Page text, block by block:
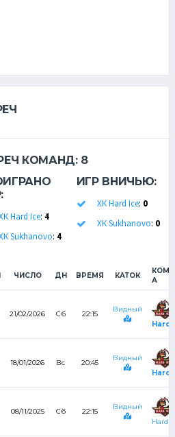
КОМАНД: 8
Hard Ice: 4
Sukhanovo: 4
ИГР ВНИЧЬЮ:
ХК Hard Ice: 0
ХК Sukhanovo: 0
ЧИСЛО ДН ВРЕМЯ КАТОК
А
21/02/2026 Сб 22:15
Видный
Hard
18/01/2026 Вс 20:45
Видный
Hard
08/11/2025 Сб 22:15
Видный
Hard